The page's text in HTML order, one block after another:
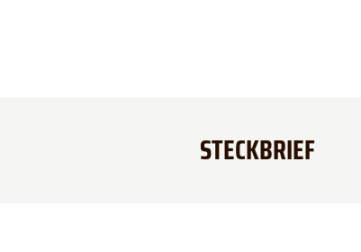
STECKBRIEF